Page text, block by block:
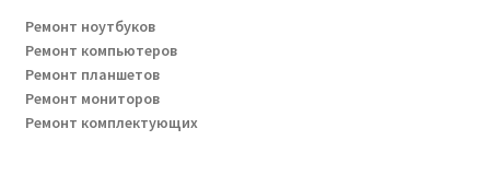
Ремонт ноутбуков
Ремонт компьютеров
Ремонт планшетов
Ремонт мониторов
Ремонт комплектующих